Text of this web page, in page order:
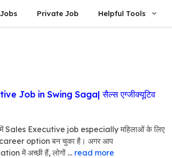
Private Job Helpful Tools
Job in Swing Saga| सैल्स एग्जीक्यूटिव
Sales Executive job especially महिलाओं के लिए
option बन चुका है। अगर आप
में अच्छी हैं, लोगों … read more